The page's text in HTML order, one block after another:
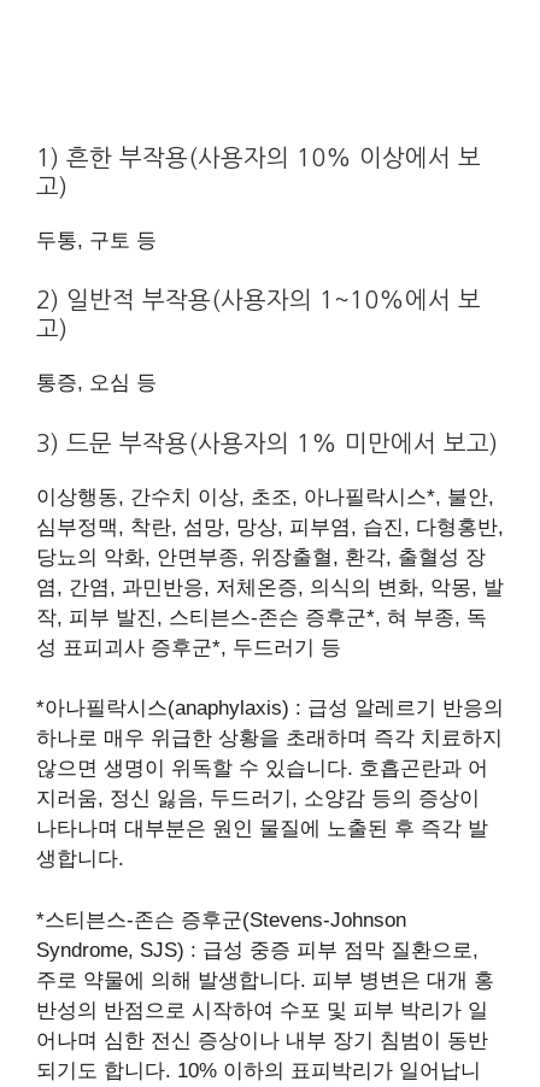
1) 흔한 부작용(사용자의 10% 이상에서 보
고)
두통, 구토 등
2) 일반적 부작용(사용자의 1~10%에서 보
고)
통증, 오심 등
3) 드문 부작용(사용자의 1% 미만에서 보고)
이상행동, 간수치 이상, 초조, 아나필락시스*, 불안,
심부정맥, 착란, 섬망, 망상, 피부염, 습진, 다형홍반,
당뇨의 악화, 안면부종, 위장출혈, 환각, 출혈성 장
염, 간염, 과민반응, 저체온증, 의식의 변화, 악몽, 발
작, 피부 발진, 스티븐스-존슨 증후군*, 혀 부종, 독
성 표피괴사 증후군*, 두드러기 등
*아나필락시스(anaphylaxis) : 급성 알레르기 반응의
하나로 매우 위급한 상황을 초래하며 즉각 치료하지
않으면 생명이 위독할 수 있습니다. 호흡곤란과 어
지러움, 정신 잃음, 두드러기, 소양감 등의 증상이
나타나며 대부분은 원인 물질에 노출된 후 즉각 발
생합니다.
*스티븐스-존슨 증후군(Stevens-Johnson
Syndrome, SJS) : 급성 중증 피부 점막 질환으로,
주로 약물에 의해 발생합니다. 피부 병변은 대개 홍
반성의 반점으로 시작하여 수포 및 피부 박리가 일
어나며 심한 전신 증상이나 내부 장기 침범이 동반
되기도 합니다. 10% 이하의 표피박리가 일어납니